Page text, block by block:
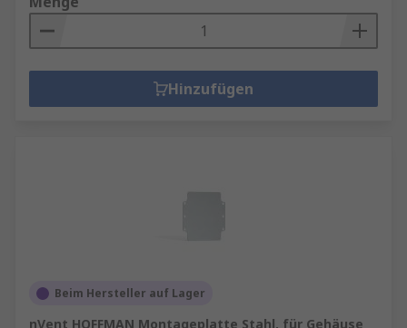
Hinzufügen
Beim Hersteller auf Lager
nVent HOFFMAN Montageplatte Stahl, für Gehäuse